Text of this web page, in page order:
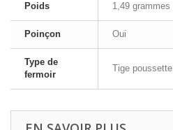
Poids 1,49 grammes
Poinçon Oui
Type de
fermoir
Tige poussette